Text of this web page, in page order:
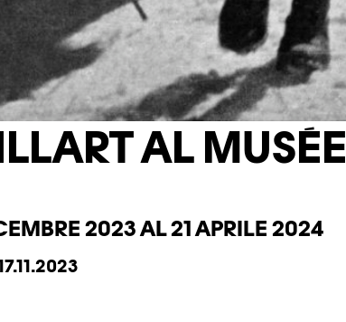
AL MUSÉE
2023 AL 21 APRILE 2024